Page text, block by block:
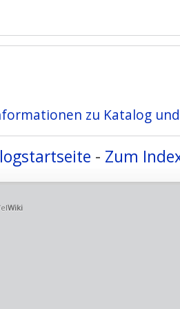
zu Katalog
- Zum
Wiki